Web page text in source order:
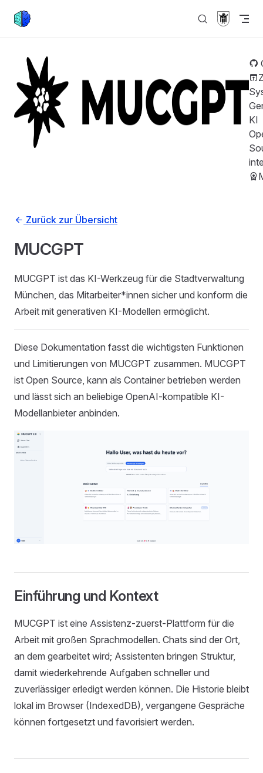
Skip to content
Zurück nach oben
KI
Zurück zur Übersicht
MUCGPT
MUCGPT ist das KI-Werkzeug für die Stadtverwaltung
München, das Mitarbeiter*innen sicher und konform die
Arbeit mit generativen KI-Modellen ermöglicht.
Diese Dokumentation fasst die wichtigsten Funktionen
und Limitierungen von MUCGPT zusammen. MUCGPT
ist Open Source, kann als Container betrieben werden
und lässt sich an beliebige OpenAI‑kompatible KI-
Modellanbieter anbinden.
Einführung und Kontext
MUCGPT ist eine Assistenz‑zuerst‑Plattform für die
Arbeit mit großen Sprachmodellen. Chats sind der Ort,
an dem gearbeitet wird; Assistenten bringen Struktur,
damit wiederkehrende Aufgaben schneller und
zuverlässiger erledigt werden können. Die Historie bleibt
lokal im Browser (IndexedDB), vergangene Gespräche
können fortgesetzt und favorisiert werden.